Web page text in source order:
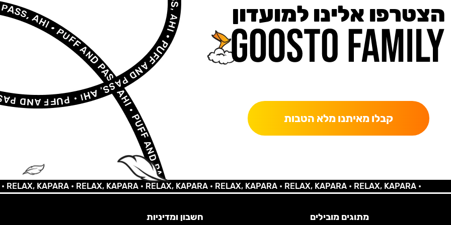
הצטרפו אלינו למועדון
קבלו מאיתנו מלא הטבות
KAPARA •RELAX, KAPARA •RELAX, KAPARA •RELAX, KAPARA •RELAX, KAPARA •RELAX, KAPARA •
מתוגים מובילים חשבון ומדיניות